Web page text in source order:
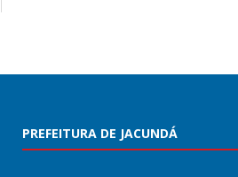
PREFEITURA DE JACUNDÁ